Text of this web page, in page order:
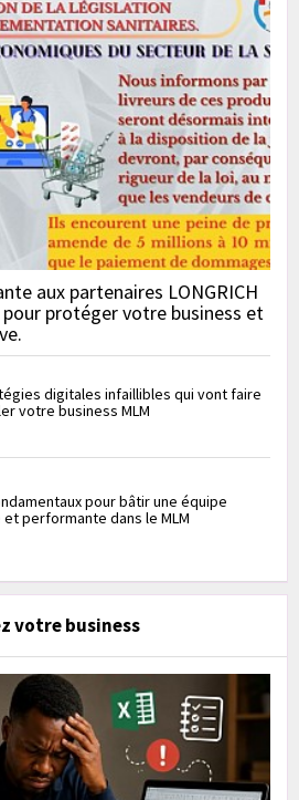
aux partenaires LONGRICH
protéger votre business et
digitales infaillibles qui vont faire
votre business MLM
pour bâtir une équipe
performante dans le MLM
votre business